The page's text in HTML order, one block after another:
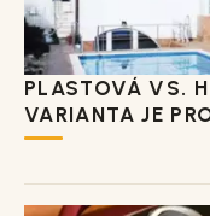
PLASTOVÁ VS.
VARIANTA JE